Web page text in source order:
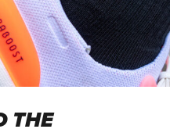
THE